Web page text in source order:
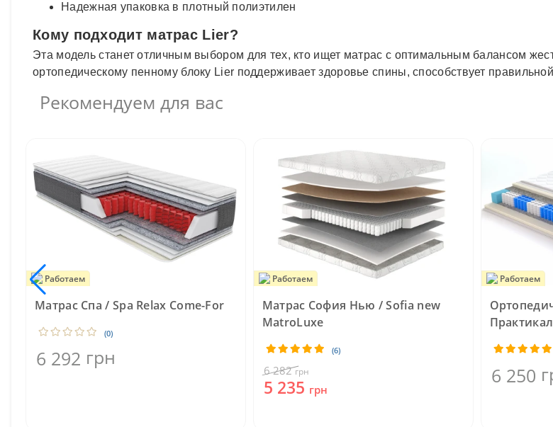
Надежная упаковка в плотный полиэтилен
Кому подходит матрас Lier?
Эта модель станет отличным выбором для тех, кто ищет матрас с оптимальным балансом
ортопедическому пенному блоку Lier поддерживает здоровье спины, способствует
Рекомендуем для вас
Работаем
Матрас Спа / Spa Relax Come-For
(0)
6 292 грн
Работаем
Mатрас София Нью / Sofia new
MatroLuxe
(6)
6 282грн
5 235 грн
Работаем
6 250